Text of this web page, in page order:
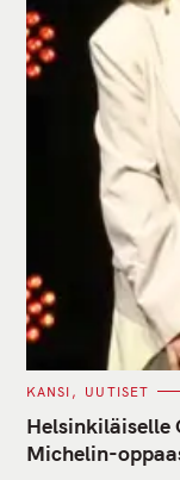
C
T
E
G
O
KANSI UUTISET
Helsinkiläiselle
Michelin-